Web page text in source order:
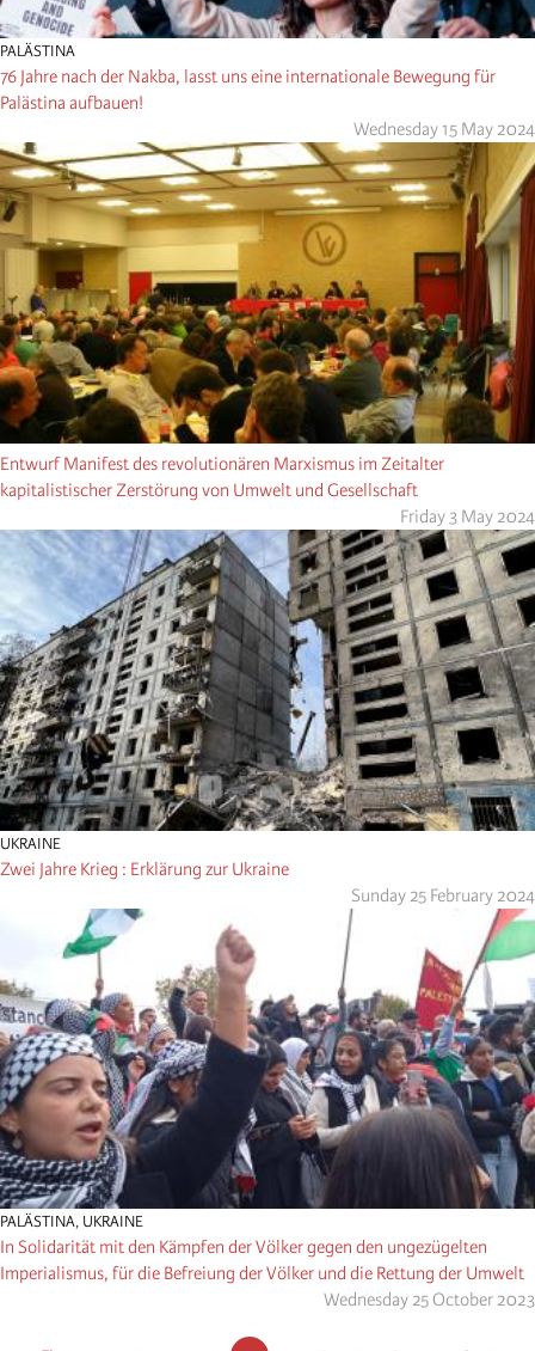
PALÄSTINA
76 Jahre nach der Nakba, lasst uns eine internationale Bewegung für
Palästina aufbauen!
Wednesday 15 May 2024
Entwurf Manifest des revolutionären Marxismus im Zeitalter
kapitalistischer Zerstörung von Umwelt und Gesellschaft
Friday 3 May 2024
UKRAINE
Zwei Jahre Krieg : Erklärung zur Ukraine
Sunday 25 February 2024
PALÄSTINA, UKRAINE
In Solidarität mit den Kämpfen der Völker gegen den ungezügelten
Imperialismus, für die Befreiung der Völker und die Rettung der Umwelt
Wednesday 25 October 2023